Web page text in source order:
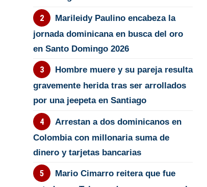
Marileidy Paulino encabeza la
jornada dominicana en busca del oro
en Santo Domingo 2026
Hombre muere y su pareja resulta
gravemente herida tras ser arrollados
por una jeepeta en Santiago
Arrestan a dos dominicanos en
Colombia con millonaria suma de
dinero y tarjetas bancarias
Mario Cimarro reitera que fue